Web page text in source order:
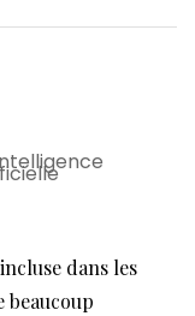
dans les
beaucoup